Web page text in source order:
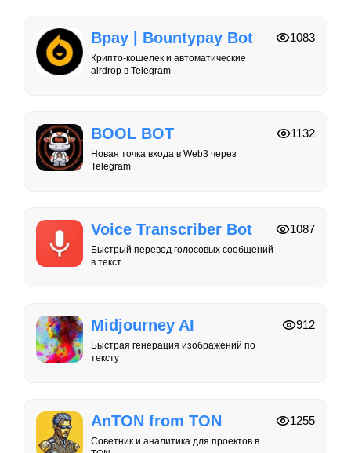
Bpay | Bountypay Bot
Крипто-кошелек и автоматические
airdrop в Telegram
1083
BOOL BOT
Новая точка входа в Web3 через
Telegram
1132
Voice Transcriber Bot
Быстрый перевод голосовых сообщений
в текст.
1087
Midjourney AI
Быстрая генерация изображений по
тексту
912
AnTON from TON
Советник и аналитика для проектов в
1255